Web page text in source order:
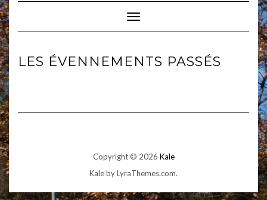
Toggle Navigation
LES ÉVENNEMENTS PASSÉS
Copyright © 2026 Kale
Kaleby LyraThemes.com.